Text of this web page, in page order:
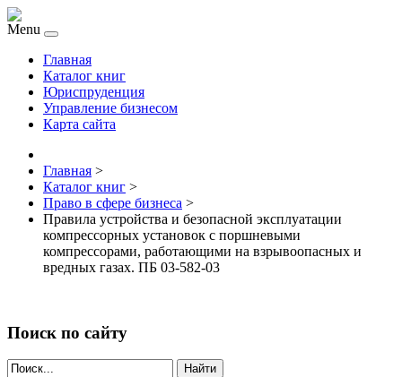
Menu
Главная
Каталог книг
Юриспруденция
Управление бизнесом
Карта сайта
Главная >
Каталог книг >
Право в сфере бизнеса >
Правила устройства и безопасной эксплуатации
компрессорных установок с поршневыми
компрессорами, работающими на взрывоопасных и
вредных газах. ПБ 03-582-03
Поиск по сайту
Найти